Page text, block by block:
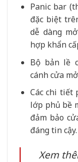
Panic bar
đặc biệt
dễ dàng
hợp khẩn
Bộ bản lề
cánh cửa
Các chi tiết
lớp phủ bề
đảm bảo
đáng tin cậy.
Xem